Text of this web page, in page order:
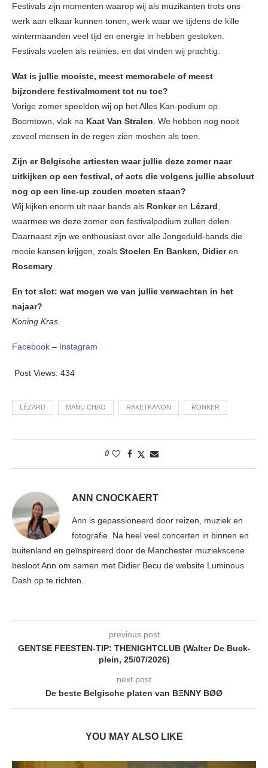
Festivals zijn momenten waarop wij als muzikanten trots ons
werk aan elkaar kunnen tonen, werk waar we tijdens de kille
wintermaanden veel tijd en energie in hebben gestoken.
Festivals voelen als reünies, en dat vinden wij prachtig.
Wat is jullie mooiste, meest memorabele of meest
bijzondere festivalmoment tot nu toe?
Vorige zomer speelden wij op het Alles Kan-podium op
Boomtown, vlak na Kaat Van Stralen. We hebben nog nooit
zoveel mensen in de regen zien moshen als toen.
Zijn er Belgische artiesten waar jullie deze zomer naar
uitkijken op een festival, of acts die volgens jullie absoluut
nog op een line-up zouden moeten staan?
Wij kijken enorm uit naar bands als Ronkeren Lézard,
waarmee we deze zomer een festivalpodium zullen delen.
Daarnaast zijn we enthousiast over alle Jongeduld-bands die
mooie kansen krijgen, zoals Stoelen En Banken, Didieren
Rosemary.
En tot slot: wat mogen we van jullie verwachten in het
najaar?
Koning Kras.
Facebook – Instagram
Post Views: 434
LÉZARD MANU CHAO RAKETKANON RONKER
0
ANN CNOCKAERT
Ann is gepassioneerd door reizen, muziek en
fotografie. Na heel veel concerten in binnen en
buitenland en geïnspireerd door de Manchester muziekscene
besloot Ann om samen met Didier Becu de website Luminous
Dash op te richten.
previous post
GENTSE FEESTEN-TIP: THENIGHTCLUB (Walter De Buck-
plein, 25/07/2026)
next post
De beste Belgische platen van BΞNNY BØØ
YOU MAY ALSO LIKE